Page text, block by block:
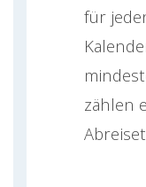
für
zählen